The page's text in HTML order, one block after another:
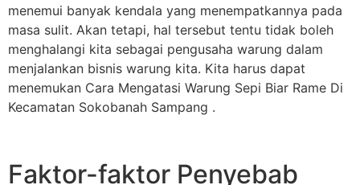
menemui banyak kendala yang menempatkannya pada
masa sulit. Akan tetapi, hal tersebut tentu tidak boleh
menghalangi kita sebagai pengusaha warung dalam
menjalankan bisnis warung kita. Kita harus dapat
menemukan Cara Mengatasi Warung Sepi Biar Rame Di
Kecamatan Sokobanah Sampang .
Faktor-faktor Penyebab